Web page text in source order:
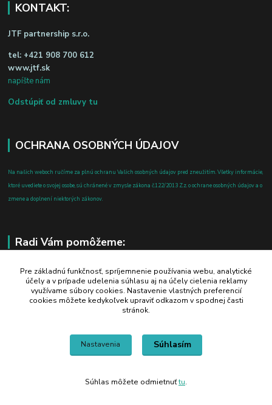
KONTAKT:
JTF partnership s.r.o.
tel: +421 908 700 612
www.jtf.sk
napíšte nám
Odstúpiť od zmluvy tu
OCHRANA OSOBNÝCH ÚDAJOV
Na našich weboch ručíme za plnú ochranu Vašich osobných údajov pred zneužitím. Všetky informácie,
ktoré uvediete o svojej osobe, sú chránené v zmysle zákona č.122/2013 Z.z. o ochrane osobných údajov a o
zmene a doplnení niektorých zákonov.
Radi Vám pomôžeme:
+421 908 700 612
po-pia: 8.00 - 16.00
business@jtf.sk
Pre základnú funkčnosť, spríjemnenie používania webu, analytické
účely a v prípade udelenia súhlasu aj na účely cielenia reklamy
využívame súbory cookies. Nastavenie vlastných preferencií
cookies môžete kedykoľvek upraviť odkazom v spodnej časti
stránok.
Nastavenia Súhlasím
Súhlas môžete odmietnuťtu.